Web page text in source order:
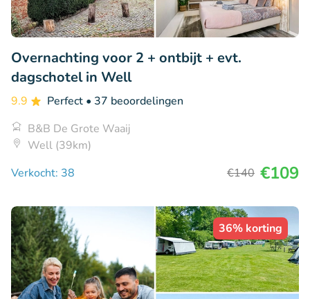
Overnachting voor 2 + ontbijt + evt.
dagschotel in Well
9.9 Perfect • 37 beoordelingen
B&B De Grote Waaij
Well (39km)
Verkocht: 38
€140 €109
36% korting